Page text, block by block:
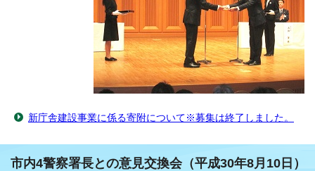
新庁舎建設事業に係る寄附について※募集は終了しました。
市内4警察署長との意見交換会（平成30年8月10日）